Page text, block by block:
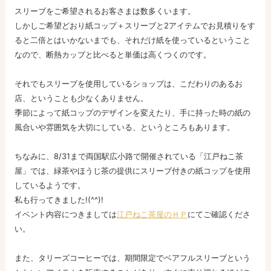
スリーブをご希望されるお客さまは数多くいます。
しかしご希望どおり紙コップ＋スリーブと2アイテムでお見積りをす
ると二倍とはいかないまでも、それだけ紙を使っているということ
なので、断熱カップと比べると単価は高くつくのです。
それでもスリーブを使用しているショップは、こだわりのあるお
店、ということも少なくありません。
季節によって紙コップのデザインを変えたり、手に持った時の紙の
風合いや雰囲気を大切にしている、というところもあります。
ちなみに、8/31まで両国駅広小路で開催されている「江戸ねこ茶
屋」では、緑茶やほうじ茶の提供にスリーブ付きの紙コップを使用
しているようです。
私も行ってきました!(^^)!
イベント内容につきましては江戸ねこ茶屋のＨＰ にてご確認くださ
い。
また、タリーズコーヒーでは、期間限定でベアフルスリーブという